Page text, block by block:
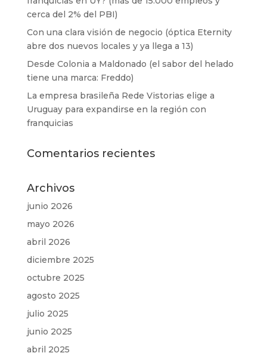
cerca del 2% del PBI)
Con una clara visión de negocio (óptica Eternity
abre dos nuevos locales y ya llega a 13)
Desde Colonia a Maldonado (el sabor del helado
tiene una marca: Freddo)
La empresa brasileña Rede Vistorias elige a
Uruguay para expandirse en la región con
franquicias
Comentarios recientes
Archivos
junio 2026
mayo 2026
abril 2026
diciembre 2025
octubre 2025
agosto 2025
julio 2025
junio 2025
abril 2025